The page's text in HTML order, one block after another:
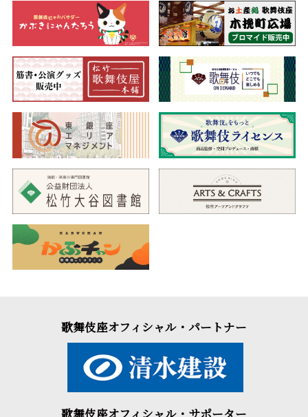
歌舞伎座オフィシャル・パートナー